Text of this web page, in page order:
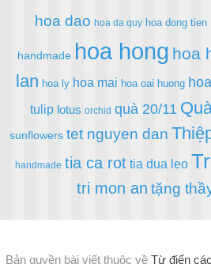
hoa dao hoa da quy hoa dong tien
handmade hoa hong hoa
lan hoa ly hoa mai hoa oai huong
tulip lotus orchid quà 20/11
sunflowers tet nguyen dan
handmade tia ca rot tia dua leo
tri mon an tặng
Bản quyền bài viết thuộc về Từ điển